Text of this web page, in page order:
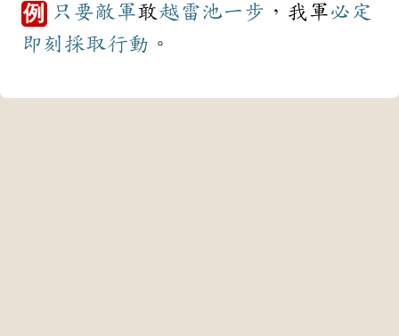
例 只要敵軍敢越雷池一步 ，我軍必定
即刻 採取行動 。